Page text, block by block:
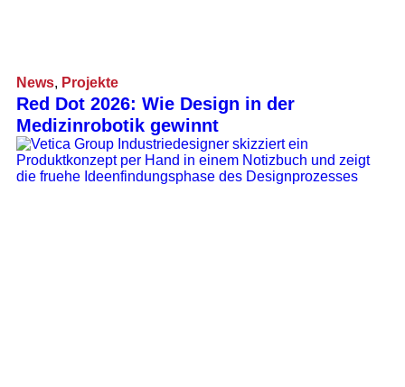
News, Projekte
Red Dot 2026: Wie Design in der
Medizinrobotik gewinnt